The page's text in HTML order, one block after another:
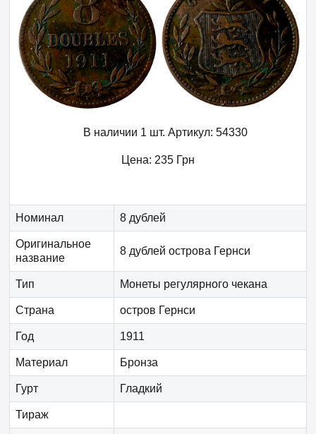
В наличии 1 шт. Артикул: 54330
Цена: 235 Грн
Номинал 8 дублей
Оригинальное
название
8 дублей острова Гернси
Тип Монеты регулярного чекана
Страна остров Гернси
Год 1911
Материал Бронза
Гурт Гладкий
Тираж